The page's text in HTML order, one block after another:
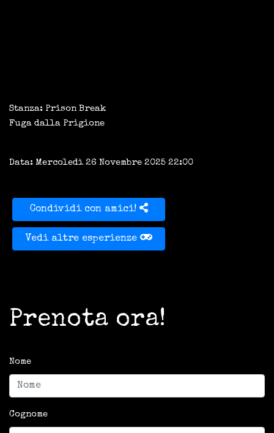
Stanza: Prison Break
Fuga dalla Prigione
Data: Mercoledì 26 Novembre 2025 22:00
Condividi con amici!
Vedi altre esperienze
Prenota ora!
Nome
Cognome